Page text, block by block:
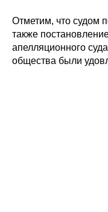
Отметим, что судом
также
апелляционного
общества были